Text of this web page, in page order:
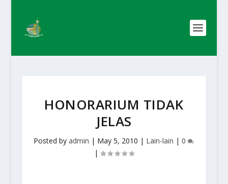
HONORARIUM TIDAK
JELAS
Posted byadmin | May 5, 2010 | Lain-lain |0
|